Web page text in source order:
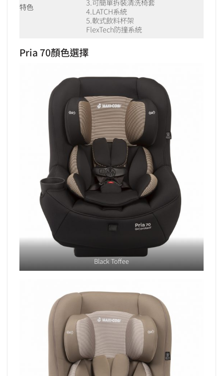
特色
4.LATCH系統
5.軟式飲料杯架
FlexTech防撞系統
Pria 70顏色選擇
Black Toffee